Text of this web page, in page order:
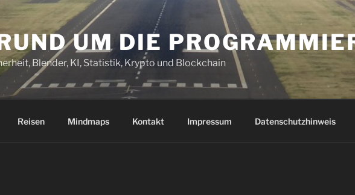
UM DIE
Blender, KI, Statistik, Krypto und Blockchain
Reisen Mindmaps Kontakt Impressum Datenschutzhinweis